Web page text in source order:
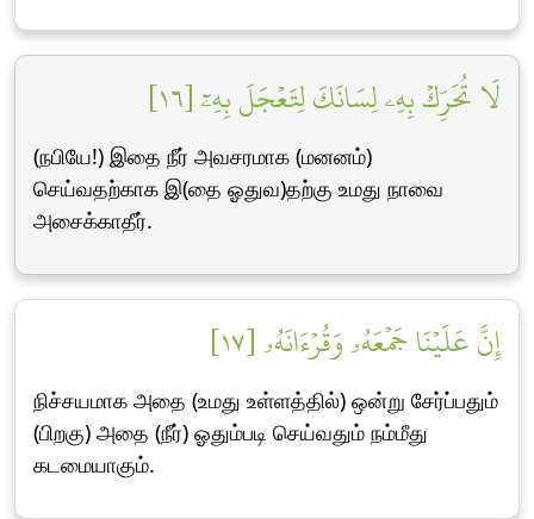
لَا تُحَرِّكۡ بِهِۦ لِسَانَكَ لِتَعۡجَلَ بِهِۦٓ [١٦]
(நபியே!) இதை நீர் அவசரமாக (மனனம்)
செய்வதற்காக இ(தை ஓதுவ)தற்கு உமது நாவை
அசைக்காதீர்.
إِنَّ عَلَيۡنَا جَمۡعَهُۥ وَقُرۡءَانَهُۥ [١٧]
நிச்சயமாக அதை (உமது உள்ளத்தில்) ஒன்று சேர்ப்பதும்
(பிறகு) அதை (நீர்) ஓதும்படி செய்வதும் நம்மீது
கடமையாகும்.